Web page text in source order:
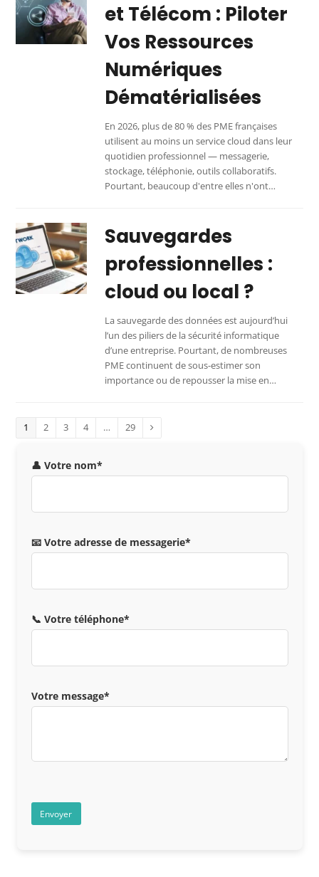
et Télécom : Piloter
Vos Ressources
Numériques
Dématérialisées
En 2026, plus de 80 % des PME françaises
utilisent au moins un service cloud dans leur
quotidien professionnel — messagerie,
stockage, téléphonie, outils collaboratifs.
Pourtant, beaucoup d'entre elles n'ont…
Sauvegardes
professionnelles :
cloud ou local ?
La sauvegarde des données est aujourd’hui
l’un des piliers de la sécurité informatique
d’une entreprise. Pourtant, de nombreuses
PME continuent de sous-estimer son
importance ou de repousser la mise en…
1 2 3 4 … 29
👤 Votre nom*
📧 Votre adresse de messagerie*
📞 Votre téléphone*
Votre message*